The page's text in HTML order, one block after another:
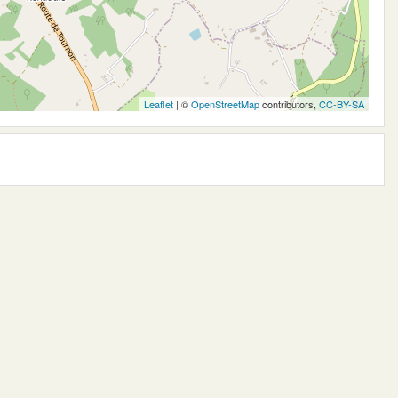
Leaflet| ©OpenStreetMapcontributors, CC-BY-SA